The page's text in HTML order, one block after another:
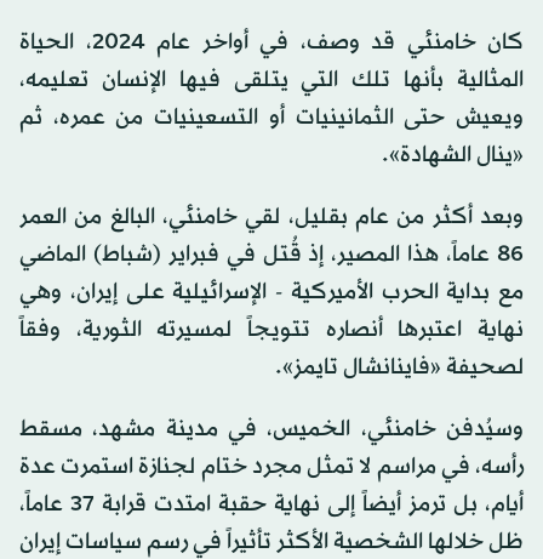
كان خامنئي قد وصف، في أواخر عام 2024، الحياة
المثالية بأنها تلك التي يتلقى فيها الإنسان تعليمه،
ويعيش حتى الثمانينيات أو التسعينيات من عمره، ثم
«ينال الشهادة».
وبعد أكثر من عام بقليل، لقي خامنئي، البالغ من العمر
86 عاماً، هذا المصير، إذ قُتل في فبراير (شباط) الماضي
مع بداية الحرب الأميركية - الإسرائيلية على إيران، وهي
نهاية اعتبرها أنصاره تتويجاً لمسيرته الثورية، وفقاً
لصحيفة «فاينانشال تايمز».
وسيُدفن خامنئي، الخميس، في مدينة مشهد، مسقط
رأسه، في مراسم لا تمثل مجرد ختام لجنازة استمرت عدة
أيام، بل ترمز أيضاً إلى نهاية حقبة امتدت قرابة 37 عاماً،
ظل خلالها الشخصية الأكثر تأثيراً في رسم سياسات إيران